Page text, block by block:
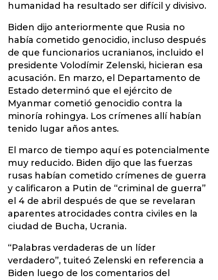
humanidad ha resultado ser difícil y divisivo.
Biden dijo anteriormente que Rusia no
había cometido genocidio, incluso después
de que funcionarios ucranianos, incluido el
presidente Volodímir Zelenski, hicieran esa
acusación. En marzo, el Departamento de
Estado determinó que el ejército de
Myanmar cometió genocidio contra la
minoría rohingya. Los crímenes allí habían
tenido lugar años antes.
El marco de tiempo aquí es potencialmente
muy reducido. Biden dijo que las fuerzas
rusas habían cometido crímenes de guerra
y calificaron a Putin de “criminal de guerra”
el 4 de abril después de que se revelaran
aparentes atrocidades contra civiles en la
ciudad de Bucha, Ucrania.
“Palabras verdaderas de un líder
verdadero”, tuiteó Zelenski en referencia a
Biden luego de los comentarios del